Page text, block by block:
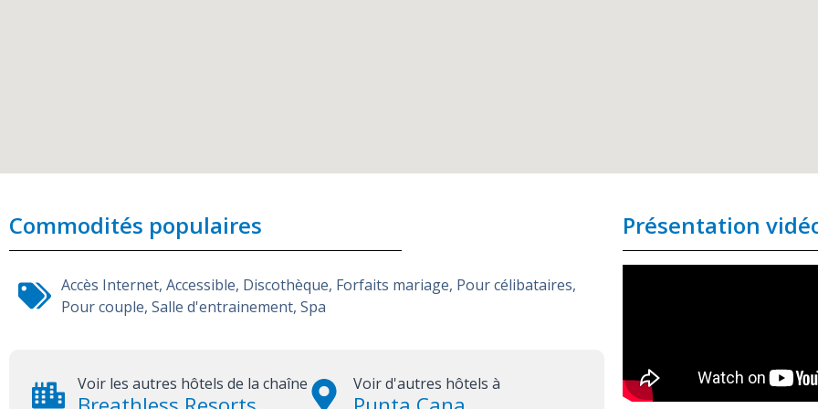
Commodités populaires
Accès Internet, Accessible, Discothèque, Forfaits mariage, Pour célibataires,
Pour couple, Salle d'entrainement, Spa
Voir les autres hôtels de la chaîne Voir d'autres hôtels à
Présentation